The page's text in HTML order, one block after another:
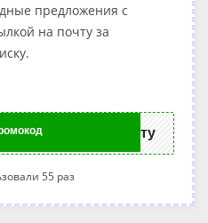
предложения с
на почту за
ту
55 раз